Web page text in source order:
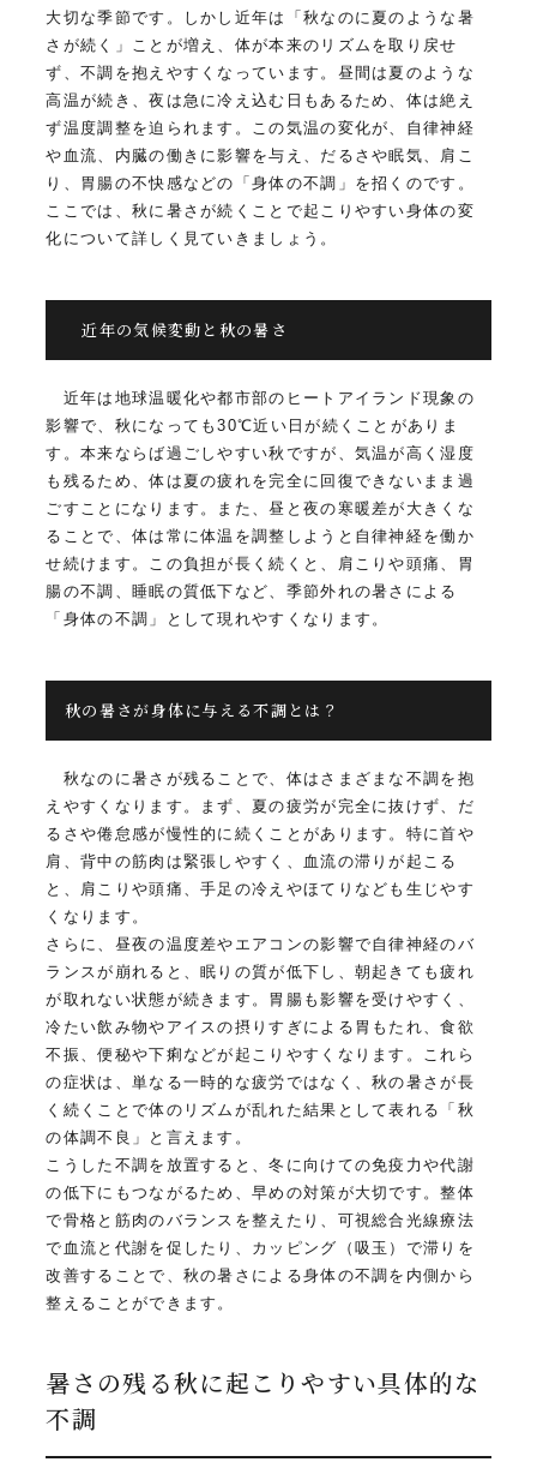
大切な季節です。しかし近年は「秋なのに夏のような暑
さが続く」ことが増え、体が本来のリズムを取り戻せ
ず、不調を抱えやすくなっています。昼間は夏のような
高温が続き、夜は急に冷え込む日もあるため、体は絶え
ず温度調整を迫られます。この気温の変化が、自律神経
や血流、内臓の働きに影響を与え、だるさや眠気、肩こ
り、胃腸の不快感などの「身体の不調」を招くのです。
ここでは、秋に暑さが続くことで起こりやすい身体の変
化について詳しく見ていきましょう。
近年の気候変動と秋の暑さ
近年は地球温暖化や都市部のヒートアイランド現象の
影響で、秋になっても30℃近い日が続くことがありま
す。本来ならば過ごしやすい秋ですが、気温が高く湿度
も残るため、体は夏の疲れを完全に回復できないまま過
ごすことになります。また、昼と夜の寒暖差が大きくな
ることで、体は常に体温を調整しようと自律神経を働か
せ続けます。この負担が長く続くと、肩こりや頭痛、胃
腸の不調、睡眠の質低下など、季節外れの暑さによる
「身体の不調」として現れやすくなります。
秋の暑さが身体に与える不調とは？
秋なのに暑さが残ることで、体はさまざまな不調を抱
えやすくなります。まず、夏の疲労が完全に抜けず、だ
るさや倦怠感が慢性的に続くことがあります。特に首や
肩、背中の筋肉は緊張しやすく、血流の滞りが起こる
と、肩こりや頭痛、手足の冷えやほてりなども生じやす
くなります。
さらに、昼夜の温度差やエアコンの影響で自律神経のバ
ランスが崩れると、眠りの質が低下し、朝起きても疲れ
が取れない状態が続きます。胃腸も影響を受けやすく、
冷たい飲み物やアイスの摂りすぎによる胃もたれ、食欲
不振、便秘や下痢などが起こりやすくなります。これら
の症状は、単なる一時的な疲労ではなく、秋の暑さが長
く続くことで体のリズムが乱れた結果として表れる「秋
の体調不良」と言えます。
こうした不調を放置すると、冬に向けての免疫力や代謝
の低下にもつながるため、早めの対策が大切です。整体
で骨格と筋肉のバランスを整えたり、可視総合光線療法
で血流と代謝を促したり、カッピング（吸玉）で滞りを
改善することで、秋の暑さによる身体の不調を内側から
整えることができます。
暑さの残る秋に起こりやすい具体的な
不調